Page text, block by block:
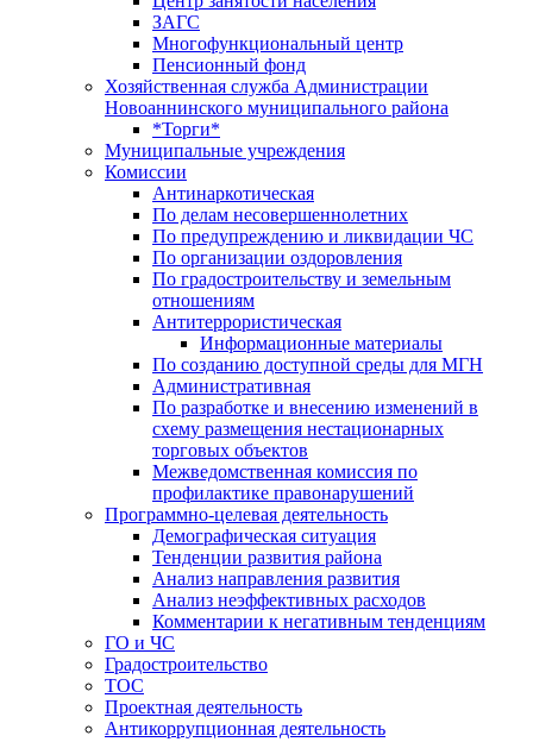
ЗАГС
Многофункциональный центр
Пенсионный фонд
Хозяйственная служба Администрации
Новоаннинского муниципального района
*Торги*
Муниципальные учреждения
Комиссии
Антинаркотическая
По делам несовершеннолетних
По предупреждению и ликвидации ЧС
По организации оздоровления
По градостроительству и земельным
отношениям
Антитеррористическая
Информационные материалы
По созданию доступной среды для МГН
Административная
По разработке и внесению изменений в
схему размещения нестационарных
торговых объектов
Межведомственная комиссия по
профилактике правонарушений
Программно-целевая деятельность
Демографическая ситуация
Тенденции развития района
Анализ направления развития
Анализ неэффективных расходов
Комментарии к негативным тенденциям
ГО и ЧС
Градостроительство
ТОС
Проектная деятельность
Антикоррупционная деятельность